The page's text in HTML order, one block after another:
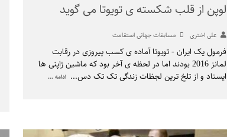
لوپن از قلب شکسته ی تویوتا می گوید
علی اختری مسابقات جهانی استقامت
فرمول یک ایران - تویوتا آماده ی کسب پیروزی در رقابت
لمانز 2016 بودند اما در لحظه ی آخر بود که ماشین ژاپنی ها
ایستاد و از تلخ ترین لجظات زندگی تک تک دس... ادامه ...